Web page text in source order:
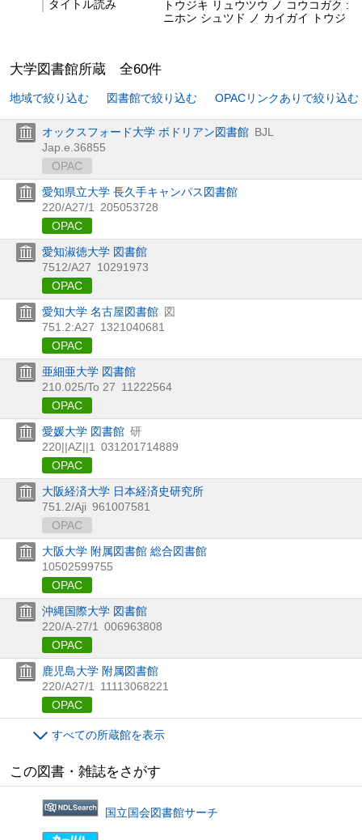
タイトル読み
トウジキ リュウツウ ノ コウコガク :
ニホン シュツド ノ カイガイ トウジ
大学図書館所蔵 全60件
地域で絞り込む 図書館で絞り込む OPACリンクありで絞り込む
オックスフォード大学 ボドリアン図書館 BJL
Jap.e.36855
OPAC
愛知県立大学 長久手キャンパス図書館
220/A27/1
205053728
OPAC
愛知淑徳大学 図書館
7512/A27 10291973
OPAC
愛知大学 名古屋図書館 図
751.2:A27 1321040681
OPAC
亜細亜大学 図書館
210.025/To 27 11222564
OPAC
愛媛大学 図書館 研
220||AZ||1
031201714889
OPAC
大阪経済大学 日本経済史研究所
751.2/Aji 961007581
OPAC
大阪大学 附属図書館 総合図書館
10502599755
OPAC
沖縄国際大学 図書館
220/A-27/1
006963808
OPAC
鹿児島大学 附属図書館
220/A27/1
11113068221
OPAC
すべての所蔵館を表示
この図書・雑誌をさがす
国立国会図書館サーチ